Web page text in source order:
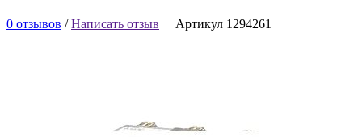
0 отзывов /Написать отзыв Артикул 1294261